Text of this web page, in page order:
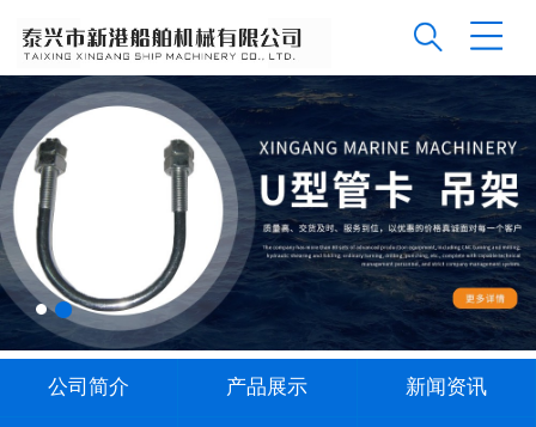
公司简介 产品展示 新闻资讯